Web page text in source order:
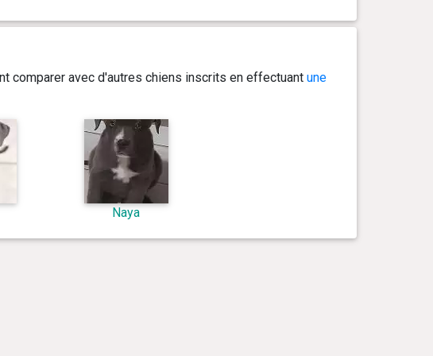
comparer avec d'autres chiens inscrits en effectuant une
Naya